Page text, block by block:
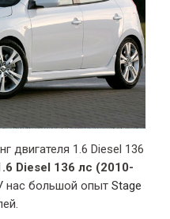
двигателя 1.6 Diesel 136
Diesel 136 лс (2010-
нас большой опытStage